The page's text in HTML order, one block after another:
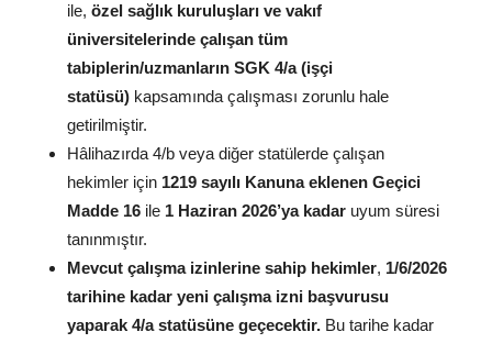
ile, özel sağlık kuruluşları ve vakıf
üniversitelerinde çalışan tüm
tabiplerin/uzmanların SGK 4/a (işçi
statüsü) kapsamında çalışması zorunlu hale
getirilmiştir.
Hâlihazırda 4/b veya diğer statülerde çalışan
hekimler için 1219 sayılı Kanuna eklenen Geçici
Madde 16 ile 1 Haziran 2026’ya kadar uyum süresi
tanınmıştır.
Mevcut çalışma izinlerine sahip hekimler, 1/6/2026
tarihine kadar yeni çalışma izni başvurusu
yaparak 4/a statüsüne geçecektir. Bu tarihe kadar